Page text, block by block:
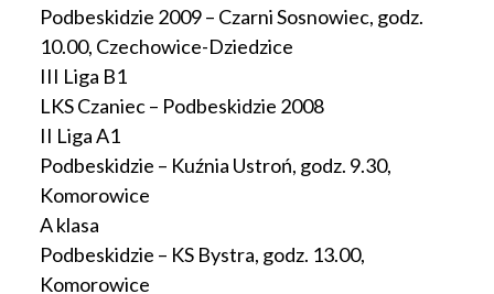
Podbeskidzie 2009 – Czarni Sosnowiec, godz.
10.00, Czechowice-Dziedzice
III Liga B1
LKS Czaniec – Podbeskidzie 2008
II Liga A1
Podbeskidzie – Kuźnia Ustroń, godz. 9.30,
Komorowice
A klasa
Podbeskidzie – KS Bystra, godz. 13.00,
Komorowice